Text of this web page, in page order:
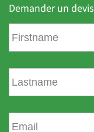
Demander un devis
P
r
é
o
N
o
m
e
E
m